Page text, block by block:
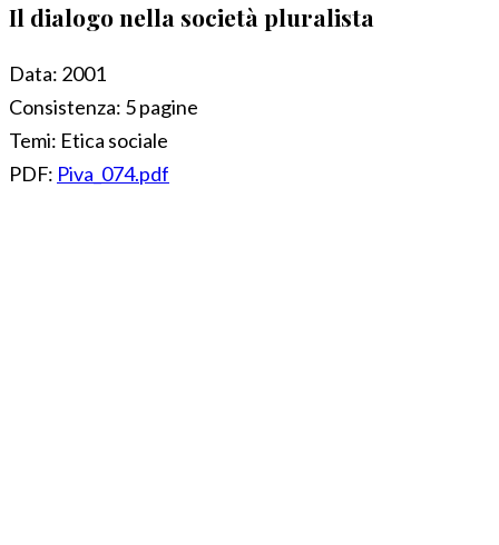
Il dialogo nella società pluralista
Data: 2001
Consistenza: 5 pagine
Temi: Etica sociale
PDF: Piva_074.pdf